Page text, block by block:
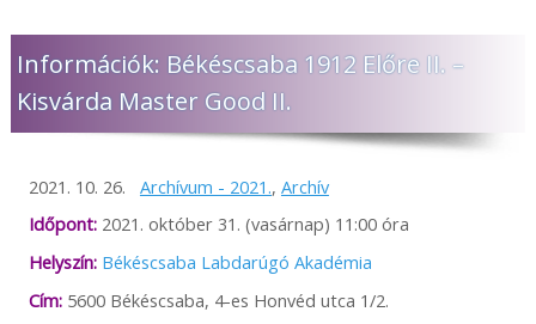
Információk: Békéscsaba 1912 Előre II. –
Kisvárda Master Good II.
2021. 10. 26. Archívum - 2021., Archív
Időpont:2021. október 31. (vasárnap) 11:00 óra
Helyszín: Békéscsaba Labdarúgó Akadémia
Cím:5600 Békéscsaba, 4-es Honvéd utca 1/2.